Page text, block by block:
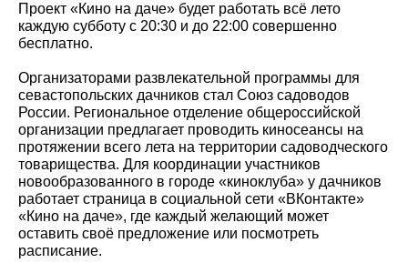
Проект «Кино на даче» будет работать всё лето
каждую субботу с 20:30 и до 22:00 совершенно
бесплатно.
Организаторами развлекательной программы для
севастопольских дачников стал Союз садоводов
России. Региональное отделение общероссийской
организации предлагает проводить киносеансы на
протяжении всего лета на территории садоводческого
товарищества. Для координации участников
новообразованного в городе «киноклуба» у дачников
работает страница в социальной сети «ВКонтакте»
«Кино на даче», где каждый желающий может
оставить своё предложение или посмотреть
расписание.